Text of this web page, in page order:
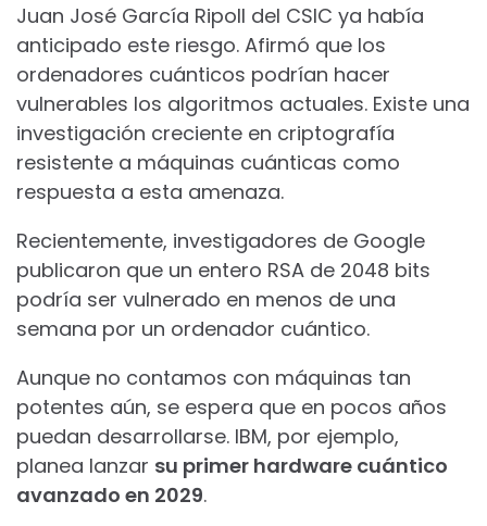
Juan José García Ripoll del CSIC ya había
anticipado este riesgo. Afirmó que los
ordenadores cuánticos podrían hacer
vulnerables los algoritmos actuales. Existe una
investigación creciente en criptografía
resistente a máquinas cuánticas como
respuesta a esta amenaza.
Recientemente, investigadores de Google
publicaron que un entero RSA de 2048 bits
podría ser vulnerado en menos de una
semana por un ordenador cuántico.
Aunque no contamos con máquinas tan
potentes aún, se espera que en pocos años
puedan desarrollarse. IBM, por ejemplo,
planea lanzar su primer hardware cuántico
avanzado en 2029.